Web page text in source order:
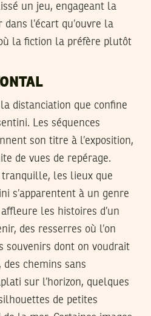
un jeu, engageant la
l’écart qu’ouvre la
la fiction la préfère plutôt
distanciation que confine
Les séquences
son titre à l’exposition,
de vues de repérage.
tranquille, les lieux que
s’apparentent à un genre
les histoires d’un
des resserres où l’on
souvenirs dont on voudrait
chemins sans
sur l’horizon, quelques
de petites